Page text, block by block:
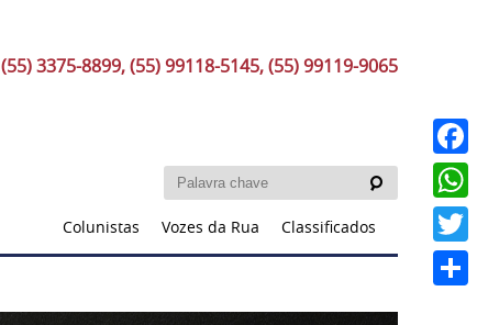
(55) 3375-8899, (55) 99118-5145, (55) 99119-9065
Colunistas
Vozes da Rua Classificados